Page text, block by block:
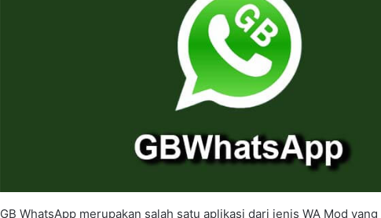
GB WhatsApp merupakan salah satu aplikasi dari jenis WA Mod